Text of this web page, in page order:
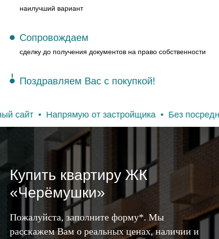
наилучший вариант
Сопровождаем
сделку до получения документов на право собственности
Поздравляем Вас с покупкой!
Напрямую от застройщика Без посредников и
Купить квартиру ЖК
«Черёмушки»
Пожалуйста, заполните форму*. Мы
расскажем Вам о реальных ценах, наличии и